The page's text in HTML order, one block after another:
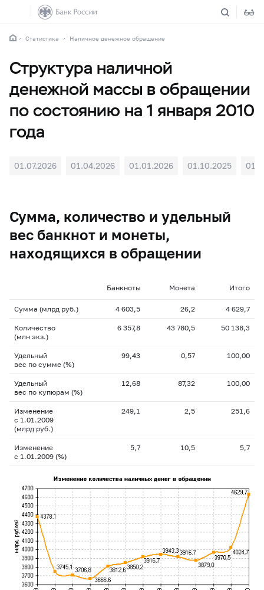
Статистика Наличное денежное обращение
Структура наличной
денежной массы в обращении
по состоянию на 1 января 2010
года
01.07.2026 01.04.2026 01.01.2026 01.10.2025
Сумма, количество и удельный
вес банкнот и монеты,
находящихся в обращении
Банкноты Монета Итого
Сумма (млрд руб.) 4 603,5 26,2 4 629,7
Количество
(млн экз.)
6 357,8 43 780,5 50 138,3
Удельный
вес по сумме (%)
99,43 0,57 100,00
Удельный
вес по купюрам (%)
12,68 87,32 100,00
Изменение
с 1.01.2009
(млрд руб.)
249,1 2,5 251,6
Изменение
с 1.01.2009 (%)
5,7 10,5 5,7